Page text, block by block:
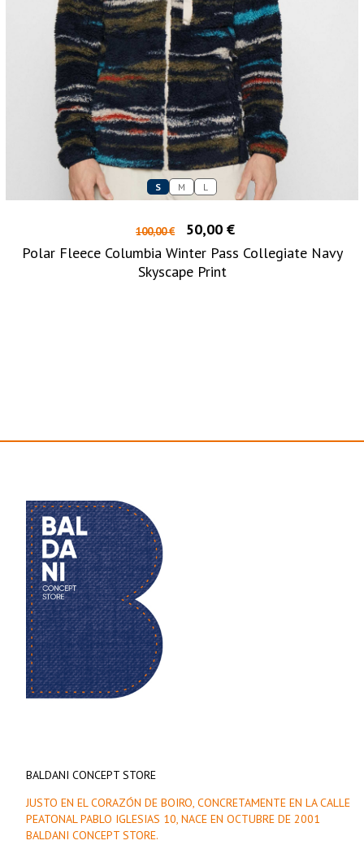
S M L
100,00 €
50,00 €
Polar Fleece Columbia Winter Pass Collegiate Navy
Skyscape Print
BALDANI CONCEPT STORE
JUSTO EN EL CORAZÓN DE BOIRO, CONCRETAMENTE EN LA CALLE
PEATONAL PABLO IGLESIAS 10, NACE EN OCTUBRE DE 2001
BALDANI CONCEPT STORE.